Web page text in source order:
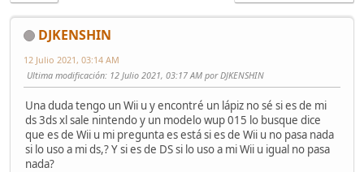
DJKENSHIN
12 Julio 2021, 03:14 AM
Ultima modificación: 12 Julio 2021, 03:17 AM por DJKENSHIN
Una duda tengo un Wii u y encontré un lápiz no sé si es de mi
ds 3ds xl sale nintendo y un modelo wup 015 lo busque dice
que es de Wii u mi pregunta es está si es de Wii u no pasa nada
si lo uso a mi ds,? Y si es de DS si lo uso a mi Wii u igual no pasa
nada?